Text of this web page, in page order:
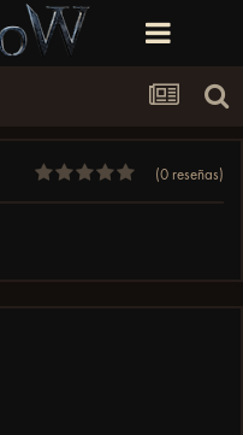
(0 reseñas)